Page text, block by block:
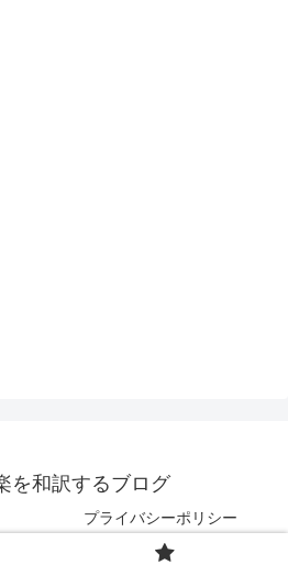
を和訳するブログ
プライバシーポリシー
洋楽を和訳するブログ.